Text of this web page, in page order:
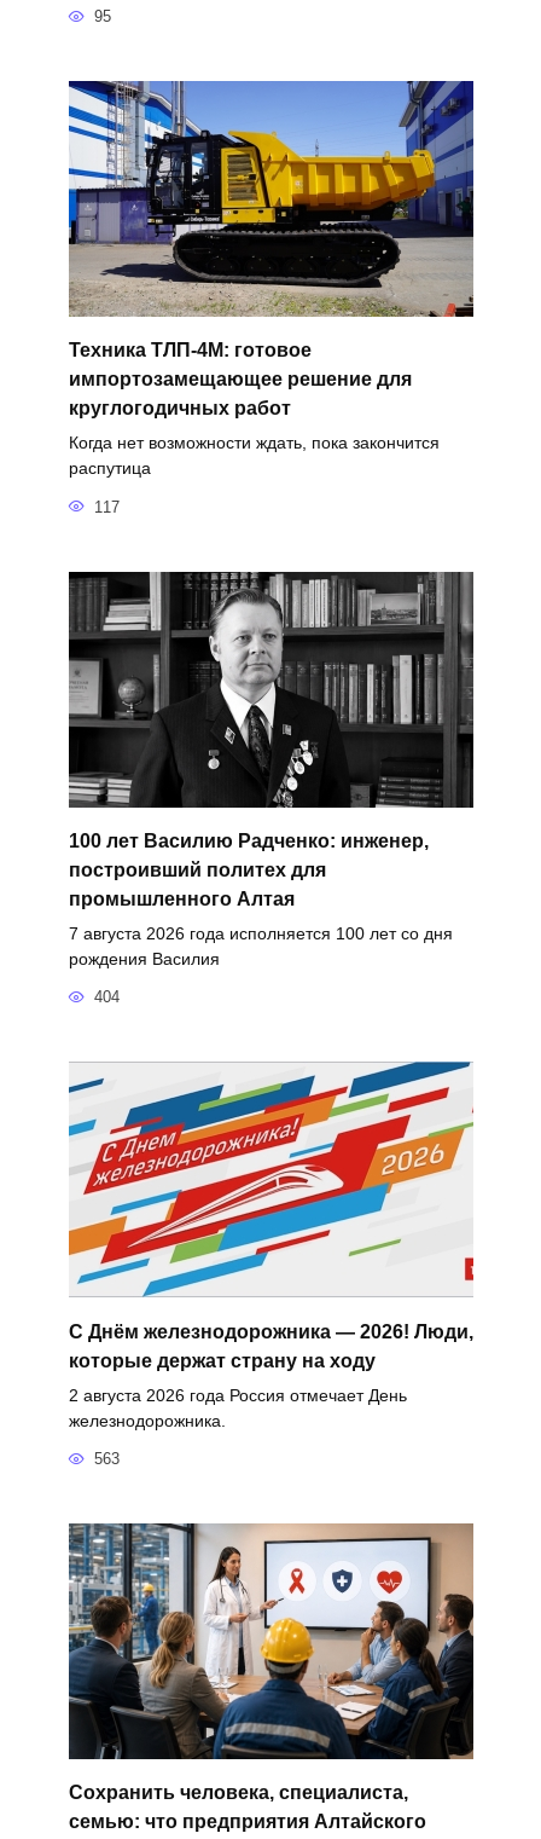
95
Техника ТЛП-4М: готовое
импортозамещающее решение для
круглогодичных работ
Когда нет возможности ждать, пока закончится
распутица
117
100 лет Василию Радченко: инженер,
построивший политех для
промышленного Алтая
7 августа 2026 года исполняется 100 лет со дня
рождения Василия
404
С Днём железнодорожника — 2026! Люди,
которые держат страну на ходу
2 августа 2026 года Россия отмечает День
железнодорожника.
563
Сохранить человека, специалиста,
семью: что предприятия Алтайского